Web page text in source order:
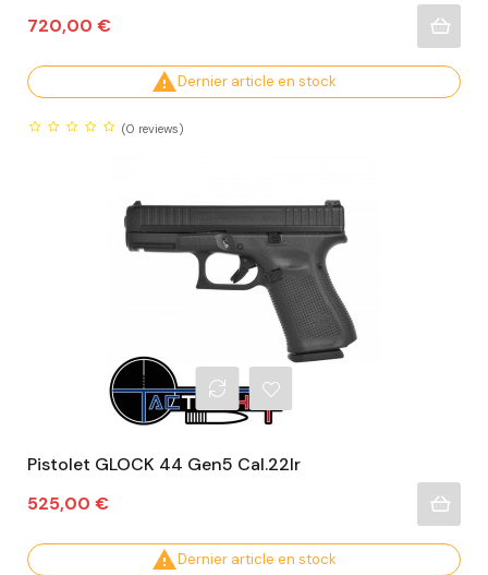
Prix
720,00 €
Dernier article en stock
(0 reviews)
Pistolet GLOCK 44 Gen5 Cal.22lr
Prix
525,00 €
Dernier article en stock